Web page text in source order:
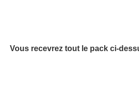
Vous recevrez tout le pack ci-